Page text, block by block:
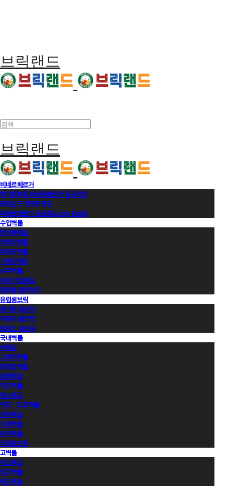
브릭랜드
브릭랜드
비네르베르거
벨기에벽돌 비네르베르거 정규라인
에겐순드 덴마크라인
비네르베르거 롱브릭(Long Brick)
수입벽돌
벨기에벽돌
이태리벽돌
덴마크벽돌
스페인벽돌
호주벽돌
이외 수입벽돌
컬러별 살펴보기
유럽롱브릭
벨기에 롱브릭
이태리 롱브릭
덴마크 롱브릭
국내벽돌
적벽돌
그레이벽돌
화이트벽돌
블랙벽돌
적고벽돌
청고벽돌
백고ㆍ회고벽돌
컬러벽돌
가공벽돌
유약벽돌
국내롱브릭
고벽돌
적고벽돌
청고벽돌
백고벽돌